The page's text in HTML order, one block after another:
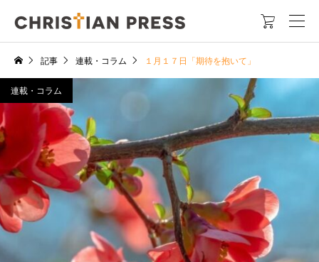

記事 連載・コラム １月１７日「期待を抱いて」
連載・コラム